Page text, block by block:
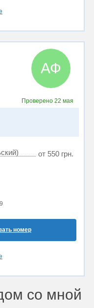
АФ
Проверено 22 мая
от 550 грн.
номер
со мной